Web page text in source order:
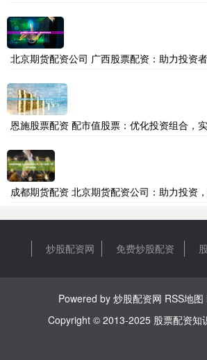
北京期货配资公司 广西股票配资：助力投资
恩施股票配资 配市值股票：优化投资组合，
成都期货配资 北京期货配资公司：助力投资
炒股配资网 免费炒股配资
Powered by 炒股配资网 RSS地图
Copyright © 2013-2025 股票配资知